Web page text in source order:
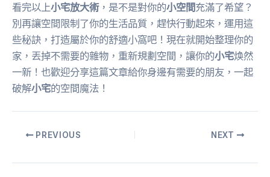
看完以上小宅放大術，是不是對你的小空間充滿了希望？
別再讓空間限制了你的生活品質，趕快行動起來，運用這
些秘訣，打造屬於你的舒適小窩吧！現在就開始整理你的
家，丟掉不需要的雜物，重新規劃空間，讓你的小宅焕然
一新！也歡迎分享這篇文章給你身邊有需要的朋友，一起
破解小宅的空間魔法！
PREVIOUS NEXT